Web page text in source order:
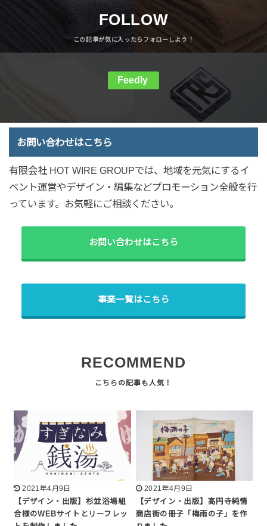
FOLLOW
Feedly
お問い合わせはこちら
有限会社 HOT WIRE GROUPでは、地域を元気にするイ
ベント運営やデザイン・編集などプロモーション全般を行
っています。お気軽にご相談ください。
お問い合わせはこちら
事業一覧はこちら
RECOMMEND
2021年4月9日
【デザイン・出版】杉並浴場組
合様のWEBサイトとリーフレッ
2021年4月9日
【デザイン・出版】高円寺純情
商店街の冊子「梅雨の子」を作